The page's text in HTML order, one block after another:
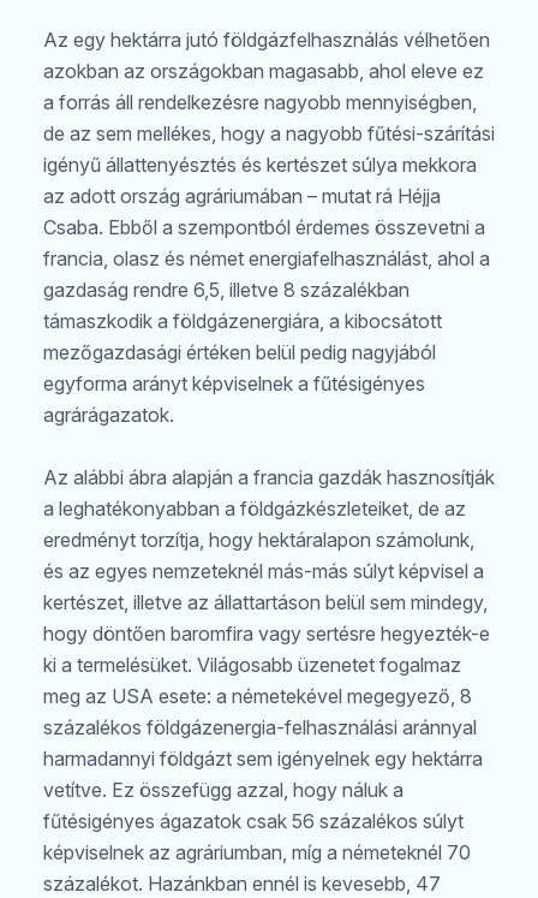
Az egy hektárra jutó földgázfelhasználás vélhetően
azokban az országokban magasabb, ahol eleve ez
a forrás áll rendelkezésre nagyobb mennyiségben,
de az sem mellékes, hogy a nagyobb fűtési-szárítási
igényű állattenyésztés és kertészet súlya mekkora
az adott ország agráriumában – mutat rá Héjja
Csaba. Ebből a szempontból érdemes összevetni a
francia, olasz és német energiafelhasználást, ahol a
gazdaság rendre 6,5, illetve 8 százalékban
támaszkodik a földgázenergiára, a kibocsátott
mezőgazdasági értéken belül pedig nagyjából
egyforma arányt képviselnek a fűtésigényes
agrárágazatok.
Az alábbi ábra alapján a francia gazdák hasznosítják
a leghatékonyabban a földgázkészleteiket, de az
eredményt torzítja, hogy hektáralapon számolunk,
és az egyes nemzeteknél más-más súlyt képvisel a
kertészet, illetve az állattartáson belül sem mindegy,
hogy döntően baromfira vagy sertésre hegyezték-e
ki a termelésüket. Világosabb üzenetet fogalmaz
meg az USA esete: a németekével megegyező, 8
százalékos földgázenergia-felhasználási aránnyal
harmadannyi földgázt sem igényelnek egy hektárra
vetítve. Ez összefügg azzal, hogy náluk a
fűtésigényes ágazatok csak 56 százalékos súlyt
képviselnek az agráriumban, míg a németeknél 70
százalékot. Hazánkban ennél is kevesebb, 47